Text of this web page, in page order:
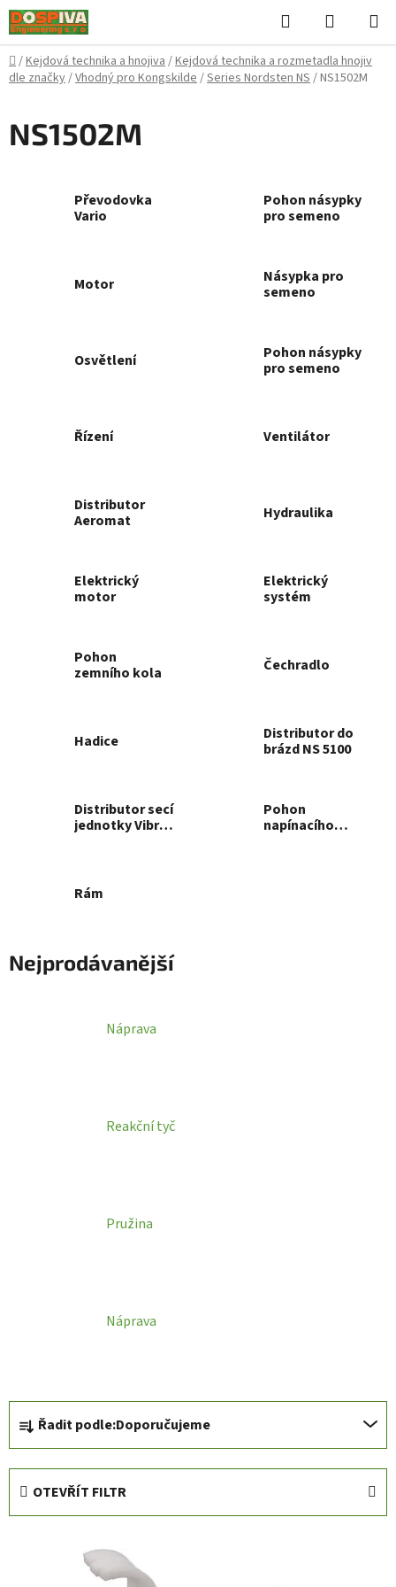
Přejít
na
obsah
Hledat
KOŠÍK
Domů
/Kejdová technika a hnojiva/Kejdová technika a rozmetadla hnojiv
dle značky/Vhodný pro Kongskilde/Series Nordsten NS/NS1502M
NS1502M
Převodovka
Vario
Pohon násypky
pro semeno
Motor
Násypka pro
semeno
Osvětlení
Pohon násypky
pro semeno
Řízení Ventilátor
Distributor
Aeromat
Hydraulika
Elektrický
motor
Elektrický
systém
Pohon
zemního kola
Čechradlo
Hadice
Distributor do
brázd NS 5100
Distributor secí
jednotky Vibro,
Pohon
napínacího
Rám
Nejprodávanější
Náprava
Reakční tyč
Pružina
Náprava
Ř
a
z
Řadit podle:Doporučujeme
OTEVŘÍT FILTR